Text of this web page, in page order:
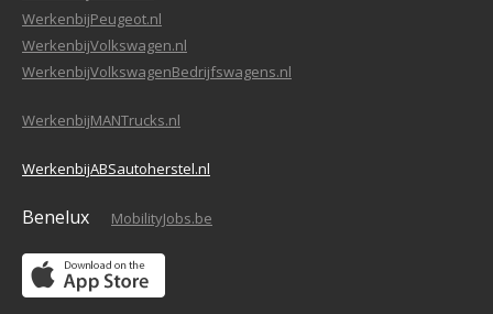
WerkenbijPeugeot.nl
WerkenbijVolkswagen.nl
WerkenbijVolkswagenBedrijfswagens.nl
WerkenbijMANTrucks.nl
WerkenbijABSautoherstel.nl
Benelux MobilityJobs.be